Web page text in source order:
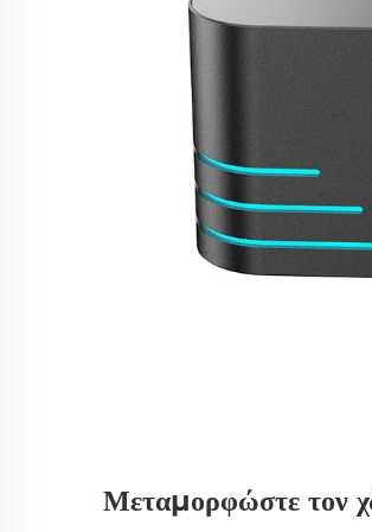
Μεταμορφώστε τον